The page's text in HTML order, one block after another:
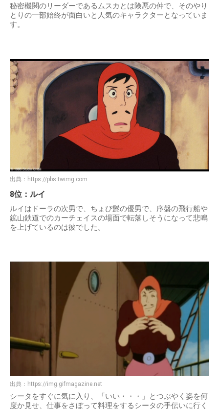
秘密機関のリーダーであるムスカとは険悪の仲で、そのやり
とりの一部始終が面白いと人気のキャラクターとなっていま
す。
出典： https://pbs.twimg.com
8位：ルイ
ルイはドーラの次男で、ちょび髭の優男で、序盤の飛行船や
鉱山鉄道でのカーチェイスの場面で転落しそうになって悲鳴
を上げているのは彼でした。
出典： https://img.gifmagazine.net
シータをすぐに気に入り、「いい・・・」とつぶやく姿を何
度か見せ、仕事をさぼって料理をするシータの手伝いに行く